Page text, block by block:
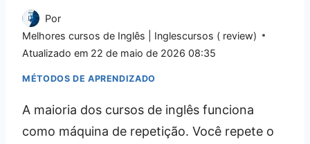
Por
Melhores cursos de Inglês | Inglescursos ( review)
Atualizado em 22 de maio de 2026 08:35
MÉTODOS DE APRENDIZADO
A maioria dos cursos de inglês funciona
como máquina de repetição. Você repete o